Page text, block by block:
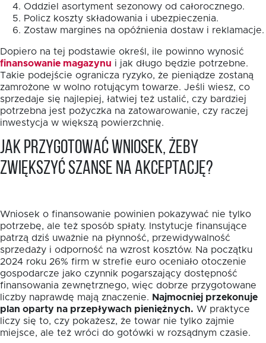
Oddziel asortyment sezonowy od całorocznego.
Policz koszty składowania i ubezpieczenia.
Zostaw margines na opóźnienia dostaw i reklamacje.
Dopiero na tej podstawie określ, ile powinno wynosić
finansowanie magazynu i jak długo będzie potrzebne.
Takie podejście ogranicza ryzyko, że pieniądze zostaną
zamrożone w wolno rotującym towarze. Jeśli wiesz, co
sprzedaje się najlepiej, łatwiej też ustalić, czy bardziej
potrzebna jest pożyczka na zatowarowanie, czy raczej
inwestycja w większą powierzchnię.
Jak przygotować wniosek, żeby
zwiększyć szanse na akceptację?
Wniosek o finansowanie powinien pokazywać nie tylko
potrzebę, ale też sposób spłaty. Instytucje finansujące
patrzą dziś uważnie na płynność, przewidywalność
sprzedaży i odporność na wzrost kosztów. Na początku
2024 roku 26% firm w strefie euro oceniało otoczenie
gospodarcze jako czynnik pogarszający dostępność
finansowania zewnętrznego, więc dobrze przygotowane
liczby naprawdę mają znaczenie. Najmocniej przekonuje
plan oparty na przepływach pieniężnych. W praktyce
liczy się to, czy pokażesz, że towar nie tylko zajmie
miejsce, ale też wróci do gotówki w rozsądnym czasie.